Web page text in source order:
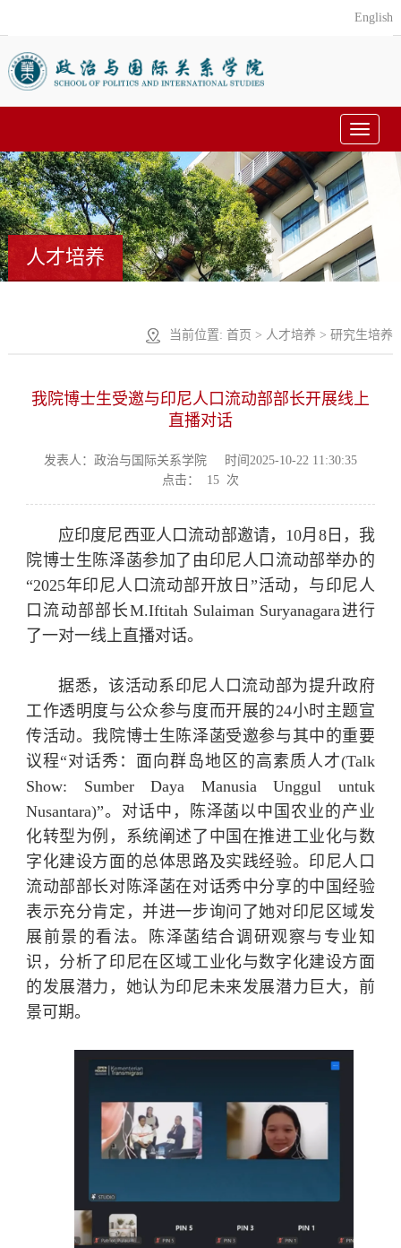
English
Toggle
人才培养
当前位置:首页 > 人才培养 >研究生培养
我院博士生受邀与印尼人口流动部部长开展线上
直播对话
发表人：政治与国际关系学院
时间2025-10-22 11:30:35
点击：
15 次
应印度尼西亚人口流动部邀请，10月8日，我
院博士生陈泽菡参加了由印尼人口流动部举办的
“2025年印尼人口流动部开放日”活动，与印尼人
口流动部部长M.Iftitah Sulaiman Suryanagara进行
了一对一线上直播对话。
据悉，该活动系印尼人口流动部为提升政府
工作透明度与公众参与度而开展的24小时主题宣
传活动。我院博士生陈泽菡受邀参与其中的重要
议程“对话秀：面向群岛地区的高素质人才(Talk
Show: Sumber Daya Manusia Unggul untuk
Nusantara)”。对话中，陈泽菡以中国农业的产业
化转型为例，系统阐述了中国在推进工业化与数
字化建设方面的总体思路及实践经验。印尼人口
流动部部长对陈泽菡在对话秀中分享的中国经验
表示充分肯定，并进一步询问了她对印尼区域发
展前景的看法。陈泽菡结合调研观察与专业知
识，分析了印尼在区域工业化与数字化建设方面
的发展潜力，她认为印尼未来发展潜力巨大，前
景可期。